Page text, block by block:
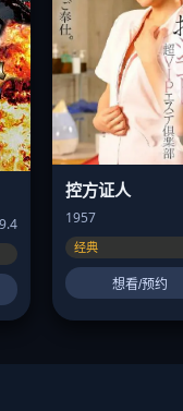
控方证人
1957
经典
想看/预约